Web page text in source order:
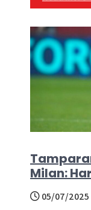
Milan:
05/07/2025